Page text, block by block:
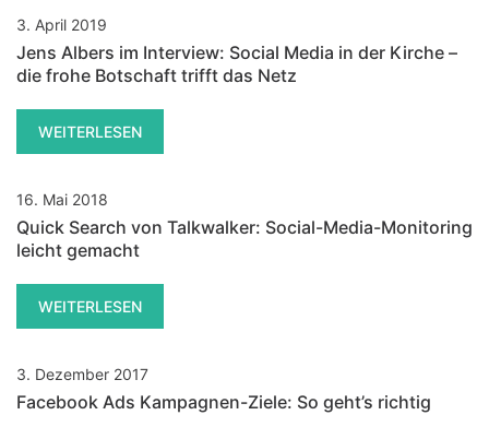
3. April 2019
Jens Albers im Interview: Social Media in der Kirche –
die frohe Botschaft trifft das Netz
WEITERLESEN
16. Mai 2018
Quick Search von Talkwalker: Social-Media-Monitoring
leicht gemacht
WEITERLESEN
3. Dezember 2017
Facebook Ads Kampagnen-Ziele: So geht’s richtig